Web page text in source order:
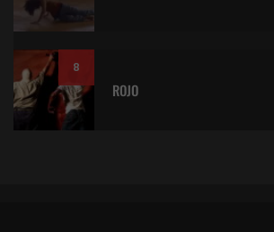
8
ROJO